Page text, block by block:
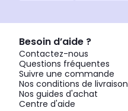
Besoin d’aide ?
Contactez-nous
Questions fréquentes
Suivre une commande
Nos conditions de livraison
Nos guides d'achat
Centre d'aide